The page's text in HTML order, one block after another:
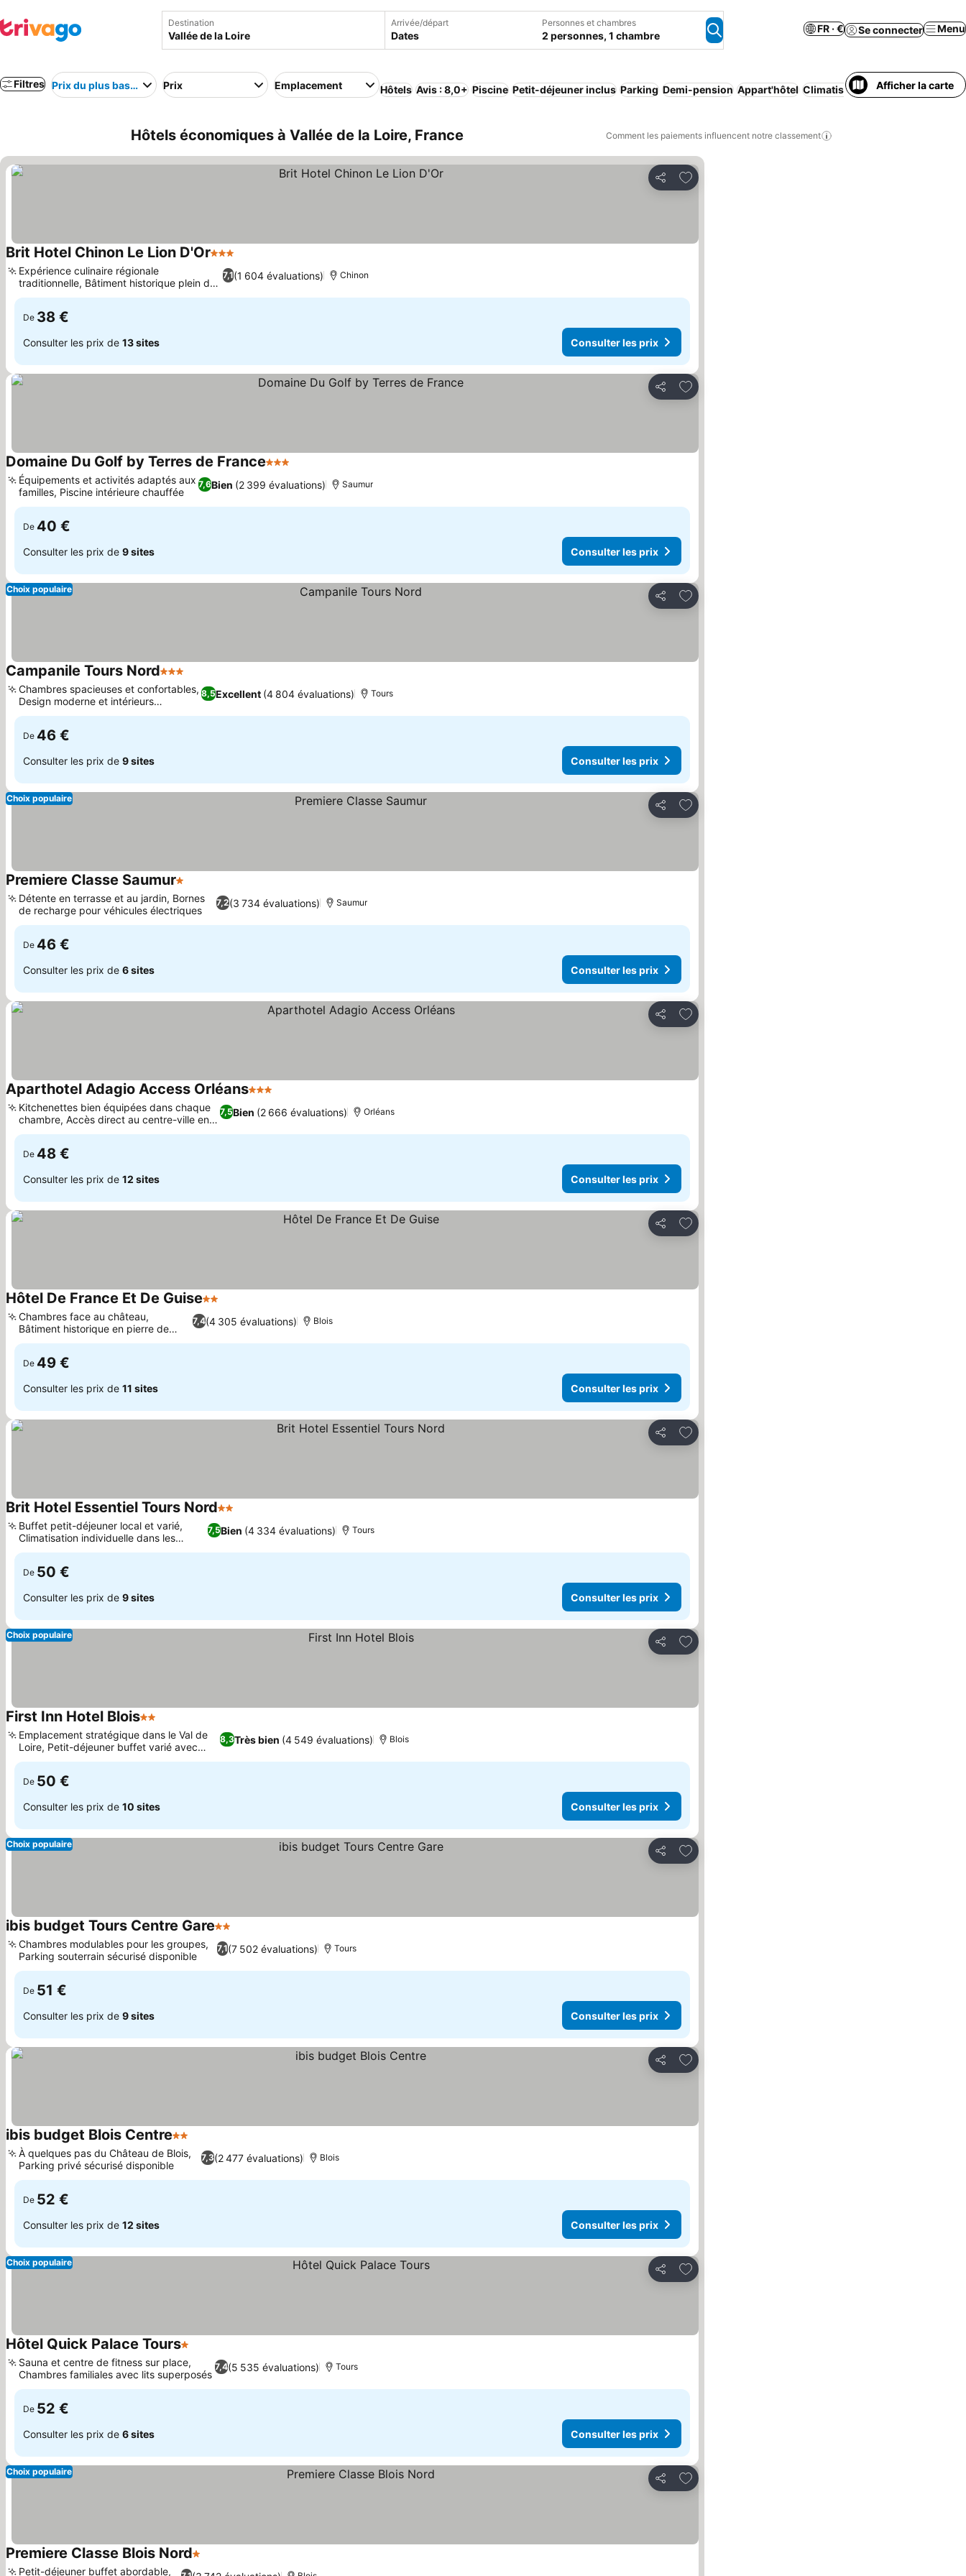
Destination Arrivée/départ
Dates
Personnes et chambres
2 personnes, 1 chambre
FR · € Se connecter Menu
Filtres Prix du plus bas au plus élevé
Prix Emplacement Hôtels Avis : 8,0+ Piscine Petit-déjeuner inclus Parking Demi-pension Appart'hôtel Climatisation Maison/
Afficher la carte
Hôtels économiques à Vallée de la Loire, France Comment les paiements influencent notre classement
Partager
Ajouter à mes favoris
Brit Hotel Chinon Le Lion D'Or3 Étoiles
7,1(1 604 évaluations)
Expérience culinaire régionale
traditionnelle, Bâtiment historique plein de
caractère
Chinon
De 38 €
Consulter les prix de 13 sites Consulter les prix
Partager
Ajouter à mes favoris
Domaine Du Golf by Terres de France3 Étoiles
7,6Bien (2 399 évaluations)
Équipements et activités adaptés aux
familles, Piscine intérieure chauffée
Saumur
De 40 €
Consulter les prix de 9 sites Consulter les prix
Partager
Ajouter à mes favoris
Choix populaire
Campanile Tours Nord3 Étoiles
8,5Excellent (4 804 évaluations)
Chambres spacieuses et confortables,
Design moderne et intérieurs
impeccables
Tours
De 46 €
Consulter les prix de 9 sites Consulter les prix
Partager
Ajouter à mes favoris
Choix populaire
Premiere Classe Saumur1 Étoiles
7,2(3 734 évaluations)
Détente en terrasse et au jardin, Bornes
de recharge pour véhicules électriques
Saumur
De 46 €
Consulter les prix de 6 sites Consulter les prix
Partager
Ajouter à mes favoris
Aparthotel Adagio Access Orléans3 Étoiles
7,5Bien (2 666 évaluations)
Kitchenettes bien équipées dans chaque
chambre, Accès direct au centre-ville en
tram
Orléans
De 48 €
Consulter les prix de 12 sites Consulter les prix
Partager
Ajouter à mes favoris
Hôtel De France Et De Guise2 Étoiles
7,4(4 305 évaluations)
Chambres face au château,
Bâtiment historique en pierre de
1891
Blois
De 49 €
Consulter les prix de 11 sites Consulter les prix
Partager
Ajouter à mes favoris
Brit Hotel Essentiel Tours Nord2 Étoiles
7,5Bien (4 334 évaluations)
Buffet petit-déjeuner local et varié,
Climatisation individuelle dans les
chambres
Tours
De 50 €
Consulter les prix de 9 sites Consulter les prix
Partager
Ajouter à mes favoris
Choix populaire
First Inn Hotel Blois2 Étoiles
8,3Très bien (4 549 évaluations)
Emplacement stratégique dans le Val de
Loire, Petit-déjeuner buffet varié avec
options locales
Blois
De 50 €
Consulter les prix de 10 sites Consulter les prix
Partager
Ajouter à mes favoris
Choix populaire
ibis budget Tours Centre Gare2 Étoiles
7,1(7 502 évaluations)
Chambres modulables pour les groupes,
Parking souterrain sécurisé disponible
Tours
De 51 €
Consulter les prix de 9 sites Consulter les prix
Partager
Ajouter à mes favoris
ibis budget Blois Centre2 Étoiles
7,3(2 477 évaluations)
À quelques pas du Château de Blois,
Parking privé sécurisé disponible
Blois
De 52 €
Consulter les prix de 12 sites Consulter les prix
Partager
Ajouter à mes favoris
Choix populaire
Hôtel Quick Palace Tours1 Étoiles
7,4(5 535 évaluations)
Sauna et centre de fitness sur place,
Chambres familiales avec lits superposés
Tours
De 52 €
Consulter les prix de 6 sites Consulter les prix
Partager
Ajouter à mes favoris
Choix populaire
Premiere Classe Blois Nord1 Étoiles
Petit-déjeuner buffet abordable,